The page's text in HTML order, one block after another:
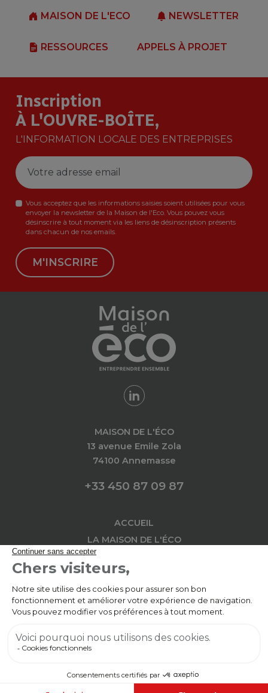
MAISON DE L'ECO NEWSLETTER
RESSOURCES APPELS À PROJET
Inscription
À L'OUVRE-BOÎTE,
L'INFORMATION LOCALE DES ENTREPRISES
Vous acceptez que les informations saisies soient utilisées pour vous
envoyer la newsletter de la Maison de l'Eco. Vous pouvez vous
désinscrire à tout moment via les liens de désinscription présents
dans chacun de nos emails.
M'INSCRIRE
MAISON DE L'ÉCO
13 avenue Emile Zola
74100 Annemasse
+33 450 87 09 87
ACCUEIL
LA MAISON DE L'ÉCO
IMPLANTATION
L'ACTU
L'AGENDA
Copyright © 2026 Maison de l'Éco - Tous droits
PLAN DU SITE